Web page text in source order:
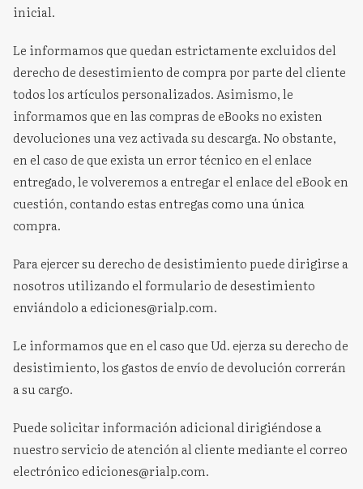
inicial.
Le informamos que quedan estrictamente excluidos del
derecho de desestimiento de compra por parte del cliente
todos los artículos personalizados. Asimismo, le
informamos que en las compras de eBooks no existen
devoluciones una vez activada su descarga. No obstante,
en el caso de que exista un error técnico en el enlace
entregado, le volveremos a entregar el enlace del eBook en
cuestión, contando estas entregas como una única
compra.
Para ejercer su derecho de desistimiento puede dirigirse a
nosotros utilizando el formulario de desestimiento
enviándolo a ediciones@rialp.com.
Le informamos que en el caso que Ud. ejerza su derecho de
desistimiento, los gastos de envío de devolución correrán
a su cargo.
Puede solicitar información adicional dirigiéndose a
nuestro servicio de atención al cliente mediante el correo
electrónico ediciones@rialp.com.